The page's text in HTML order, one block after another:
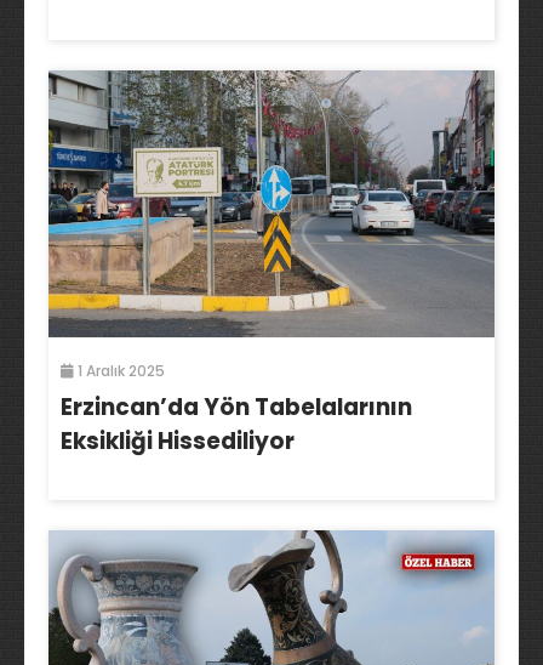
1 Aralık 2025
Erzincan’da Yön Tabelalarının
Eksikliği Hissediliyor